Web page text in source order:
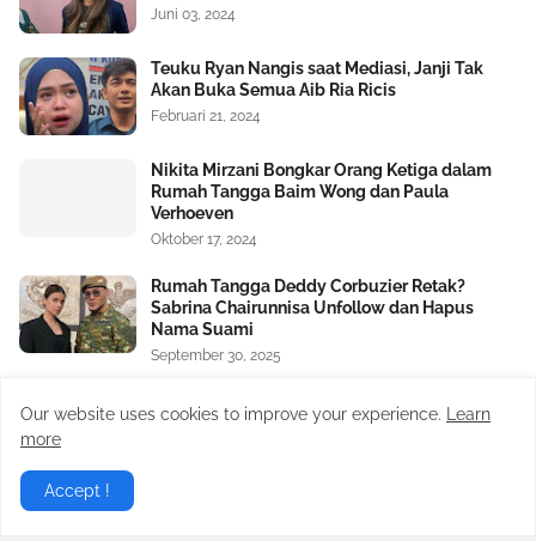
Juni 03, 2024
Teuku Ryan Nangis saat Mediasi, Janji Tak
Akan Buka Semua Aib Ria Ricis
Februari 21, 2024
Nikita Mirzani Bongkar Orang Ketiga dalam
Rumah Tangga Baim Wong dan Paula
Verhoeven
Oktober 17, 2024
Rumah Tangga Deddy Corbuzier Retak?
Sabrina Chairunnisa Unfollow dan Hapus
Nama Suami
September 30, 2025
Detik-detik Celana Happy Asmara Robek Saat
Manggung, Terekam Kamera Penonton
Our website uses cookies to improve your experience.
Learn
more
Accept !